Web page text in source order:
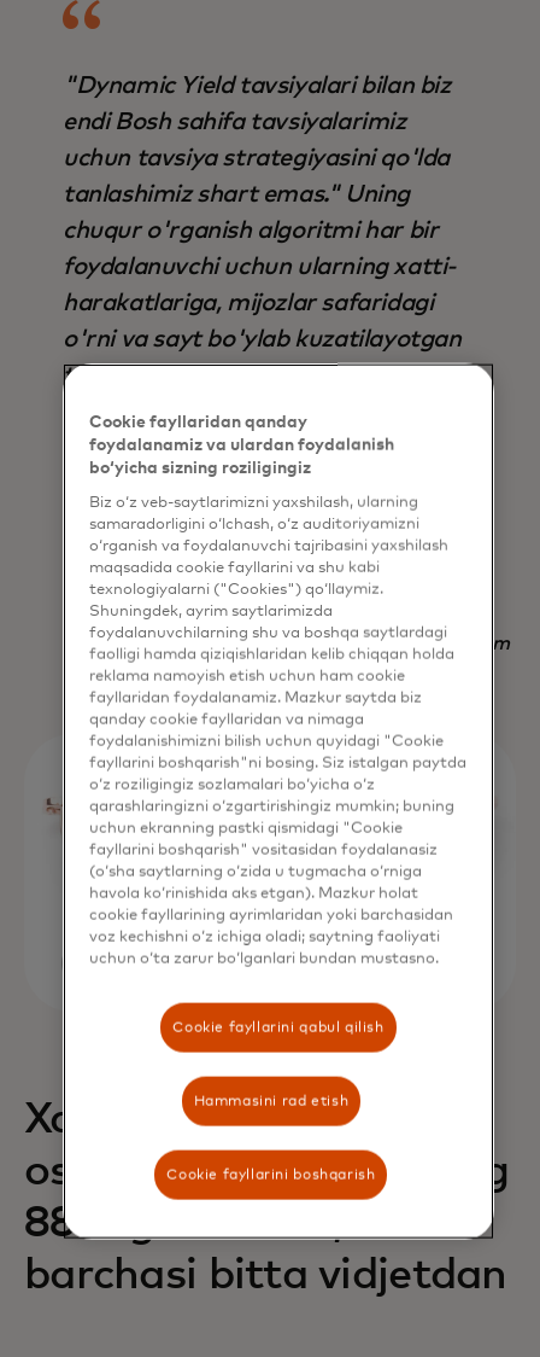
"Dynamic Yield tavsiyalari bilan biz
endi Bosh sahifa tavsiyalarimiz
uchun tavsiya strategiyasini qo'lda
tanlashimiz shart emas." Uning
chuqur o'rganish algoritmi har bir
foydalanuvchi uchun ularning xatti-
harakatlariga, mijozlar safaridagi
o'rni va sayt bo'ylab kuzatilayotgan
tendentsiyalarga asoslanib,
avtomatik ravishda to'g'ri
parametrlar to'plamini aniqlaydi, bu
esa uni nafaqat natija, balki vaqtni
tejash jihatidan ham mavjud bo'lgan
boshqa har qanday strategiyadan
ustun qiladi.
Nadav Yekutiel, Head of Data, GlassesUSA.com
Xaridlarning 68% ga
oshishi va daromadning
88% ga oshishi,
barchasi bitta vidjetdan
Cookie fayllaridan qanday
foydalanamiz va ulardan foydalanish
bo‘yicha sizning roziligingiz
Biz o‘z veb-saytlarimizni yaxshilash, ularning
samaradorligini o‘lchash, o‘z auditoriyamizni
o‘rganish va foydalanuvchi tajribasini yaxshilash
maqsadida cookie fayllarini va shu kabi
texnologiyalarni ("Cookies") qo‘llaymiz.
Shuningdek, ayrim saytlarimizda
foydalanuvchilarning shu va boshqa saytlardagi
faolligi hamda qiziqishlaridan kelib chiqqan holda
reklama namoyish etish uchun ham cookie
fayllaridan foydalanamiz. Mazkur saytda biz
qanday cookie fayllaridan va nimaga
foydalanishimizni bilish uchun quyidagi "Cookie
fayllarini boshqarish"ni bosing. Siz istalgan paytda
o‘z roziligingiz sozlamalari bo‘yicha o‘z
qarashlaringizni o‘zgartirishingiz mumkin; buning
uchun ekranning pastki qismidagi "Cookie
fayllarini boshqarish" vositasidan foydalanasiz
(o‘sha saytlarning o‘zida u tugmacha o‘rniga
havola ko‘rinishida aks etgan). Mazkur holat
cookie fayllarining ayrimlaridan yoki barchasidan
voz kechishni o‘z ichiga oladi; saytning faoliyati
uchun o‘ta zarur bo‘lganlari bundan mustasno.
Cookie fayllarini qabul qilish
Hammasini rad etish
Cookie fayllarini boshqarish